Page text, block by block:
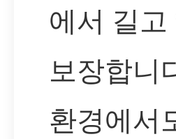
에서 길
보장합니
환경에서